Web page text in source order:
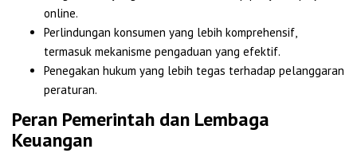
online.
Perlindungan konsumen yang lebih komprehensif,
termasuk mekanisme pengaduan yang efektif.
Penegakan hukum yang lebih tegas terhadap pelanggaran
peraturan.
Peran Pemerintah dan Lembaga
Keuangan